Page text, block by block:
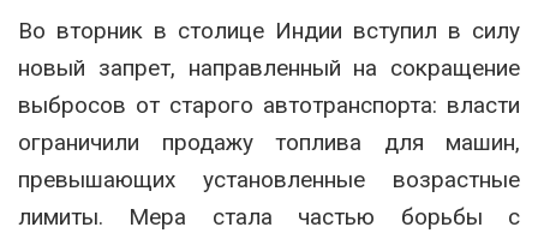
Во вторник в столице Индии вступил в силу
новый запрет, направленный на сокращение
выбросов от старого автотранспорта: власти
ограничили продажу топлива для машин,
превышающих установленные возрастные
лимиты. Мера стала частью борьбы с